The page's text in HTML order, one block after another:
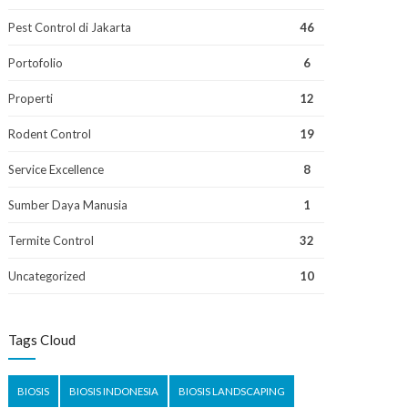
Pest Control di Jakarta 46
Portofolio 6
Properti 12
Rodent Control 19
Service Excellence 8
Sumber Daya Manusia 1
Termite Control 32
Uncategorized 10
Tags Cloud
BIOSIS BIOSIS INDONESIA BIOSIS LANDSCAPING